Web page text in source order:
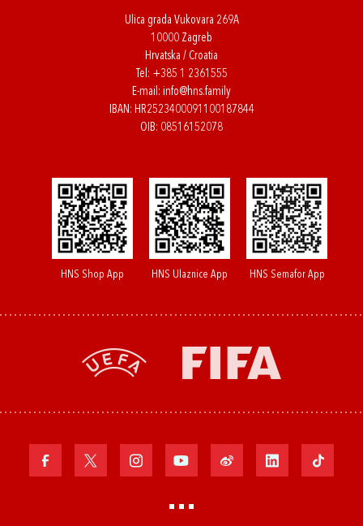
Ulica grada Vukovara 269A
10000 Zagreb
Hrvatska / Croatia
Tel: +385 1 2361555
E-mail: info@hns.family
IBAN: HR2523400091100187844
OIB: 08516152078
HNS Shop App HNS Ulaznice App HNS Semafor App